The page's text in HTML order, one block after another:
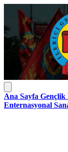
Ana Sayfa Gençlik
Enternasyonal